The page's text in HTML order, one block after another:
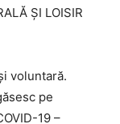
ŞI LOISIR
voluntară.
pe
19 –